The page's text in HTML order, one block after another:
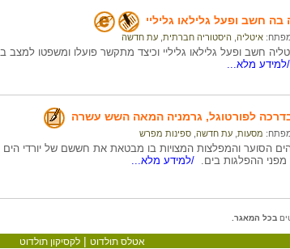
בה חשב ופעל גלילאו גליליי
איטליה היסטוריה חברתית עת חדשה
חשב ופעל גלילאו גליליי וכיצד מתקשר פועלו ומשפטו למצב
/למידע מלא...
בדרכה לפורטוגל, גרמניה המאה השש עשרה
מסעות עת חדשה ספינות מפרש
הסוער והמפלצות המצויות בו מבטאת את חששם של יורדי
ההפלגות בים. /למידע מלא...
בכל המאגר.
אטלס תולדוט |לקסיקון תולדוט